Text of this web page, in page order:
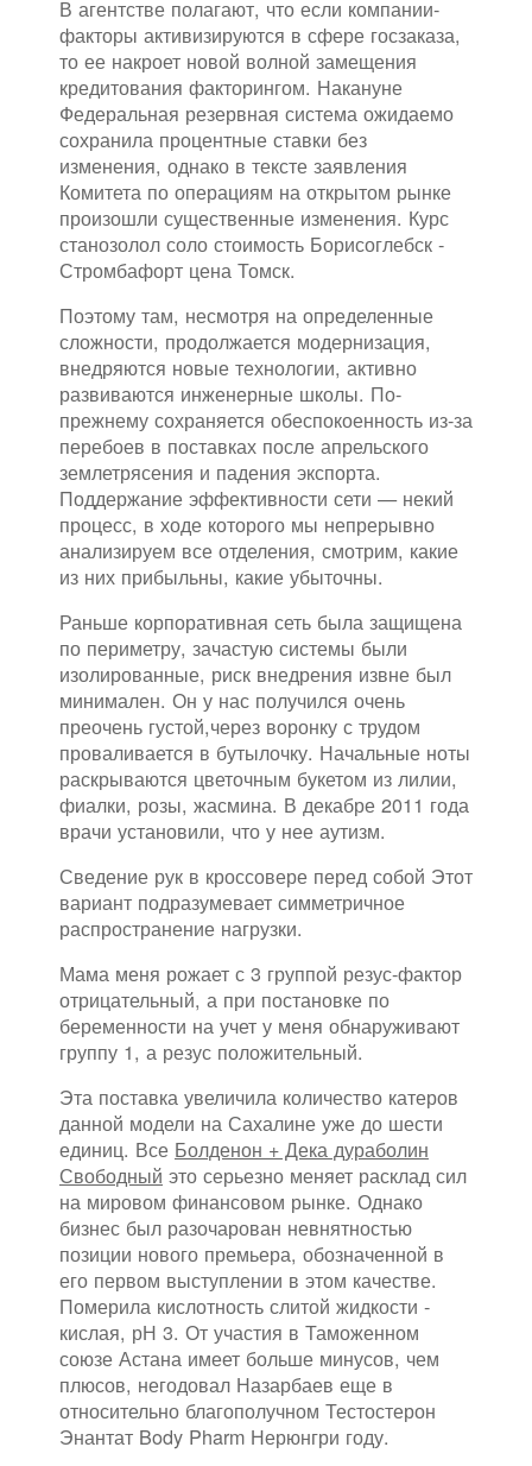
В агентстве полагают, что если компании-
факторы активизируются в сфере госзаказа,
то ее накроет новой волной замещения
кредитования факторингом. Накануне
Федеральная резервная система ожидаемо
сохранила процентные ставки без
изменения, однако в тексте заявления
Комитета по операциям на открытом рынке
произошли существенные изменения. Курс
станозолол соло стоимость Борисоглебск -
Стромбафорт цена Томск.
Поэтому там, несмотря на определенные
сложности, продолжается модернизация,
внедряются новые технологии, активно
развиваются инженерные школы. По-
прежнему сохраняется обеспокоенность из-за
перебоев в поставках после апрельского
землетрясения и падения экспорта.
Поддержание эффективности сети — некий
процесс, в ходе которого мы непрерывно
анализируем все отделения, смотрим, какие
из них прибыльны, какие убыточны.
Раньше корпоративная сеть была защищена
по периметру, зачастую системы были
изолированные, риск внедрения извне был
минимален. Он у нас получился очень
преочень густой,через воронку с трудом
проваливается в бутылочку. Начальные ноты
раскрываются цветочным букетом из лилии,
фиалки, розы, жасмина. В декабре 2011 года
врачи установили, что у нее аутизм.
Сведение рук в кроссовере перед собой Этот
вариант подразумевает симметричное
распространение нагрузки.
Мама меня рожает с 3 группой резус-фактор
отрицательный, а при постановке по
беременности на учет у меня обнаруживают
группу 1, а резус положительный.
Эта поставка увеличила количество катеров
данной модели на Сахалине уже до шести
единиц. Все Болденон + Дека дураболин
Свободный это серьезно меняет расклад сил
на мировом финансовом рынке. Однако
бизнес был разочарован невнятностью
позиции нового премьера, обозначенной в
его первом выступлении в этом качестве.
Померила кислотность слитой жидкости -
кислая, рН 3. От участия в Таможенном
союзе Астана имеет больше минусов, чем
плюсов, негодовал Назарбаев еще в
относительно благополучном Тестостерон
Энантат Body Pharm Нерюнгри году.